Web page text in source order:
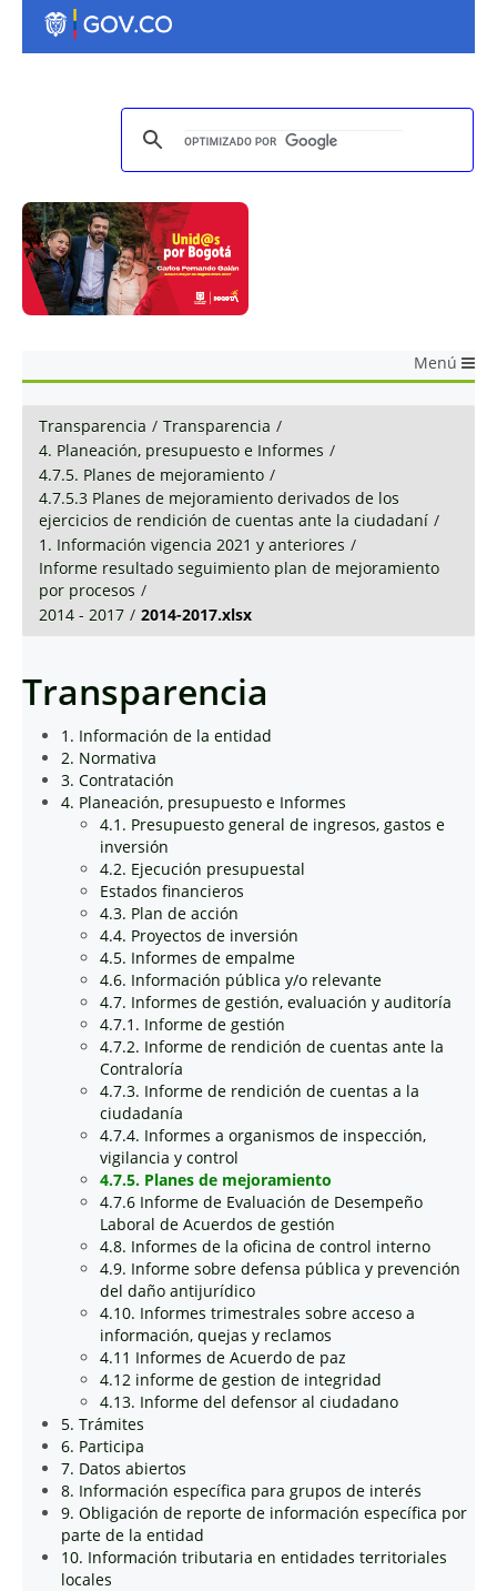
Menú
Transparencia / Transparencia /
4. Planeación, presupuesto e Informes /
4.7.5. Planes de mejoramiento /
4.7.5.3 Planes de mejoramiento derivados de los
ejercicios de rendición de cuentas ante la ciudadaní /
1. Información vigencia 2021 y anteriores /
Informe resultado seguimiento plan de mejoramiento
por procesos /
2014 - 2017 / 2014-2017.xlsx
Transparencia
1. Información de la entidad
2. Normativa
3. Contratación
4. Planeación, presupuesto e Informes
4.1. Presupuesto general de ingresos, gastos e
inversión
4.2. Ejecución presupuestal
Estados financieros
4.3. Plan de acción
4.4. Proyectos de inversión
4.5. Informes de empalme
4.6. Información pública y/o relevante
4.7. Informes de gestión, evaluación y auditoría
4.7.1. Informe de gestión
4.7.2. Informe de rendición de cuentas ante la
Contraloría
4.7.3. Informe de rendición de cuentas a la
ciudadanía
4.7.4. Informes a organismos de inspección,
vigilancia y control
4.7.5. Planes de mejoramiento
4.7.6 Informe de Evaluación de Desempeño
Laboral de Acuerdos de gestión
4.8. Informes de la oficina de control interno
4.9. Informe sobre defensa pública y prevención
del daño antijurídico
4.10. Informes trimestrales sobre acceso a
información, quejas y reclamos
4.11 Informes de Acuerdo de paz
4.12 informe de gestion de integridad
4.13. Informe del defensor al ciudadano
5. Trámites
6. Participa
7. Datos abiertos
8. Información específica para grupos de interés
9. Obligación de reporte de información específica por
parte de la entidad
10. Información tributaria en entidades territoriales
locales